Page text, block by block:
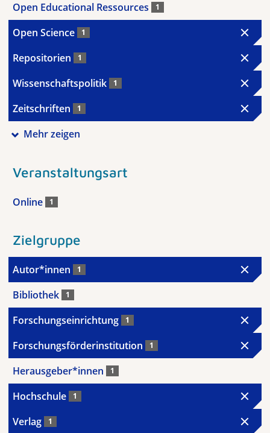
Open Educational Ressources 1
Open Science 1
Repositorien 1
Wissenschaftspolitik 1
Zeitschriften 1
Mehr zeigen
Veranstaltungsart
Online 1
Zielgruppe
Autor*innen 1
Bibliothek 1
Forschungseinrichtung 1
Forschungsförderinstitution 1
Herausgeber*innen 1
Hochschule 1
Verlag 1